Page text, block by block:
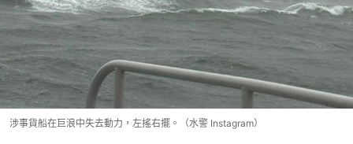
涉事貨船在巨浪中失去動力，左搖右擺。（水警 Instagram）